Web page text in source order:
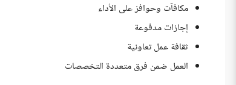
مكافآت وحوافز على الأداء
إجازات مدفوعة
ثقافة عمل تعاونية
العمل ضمن فرق متعددة التخصصات